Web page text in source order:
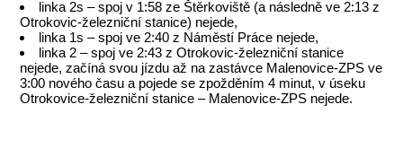
linka 2s – spoj v 1:58 ze Štěrkoviště (a následně ve 2:13 z
Otrokovic-železniční stanice) nejede,
linka 1s – spoj ve 2:40 z Náměstí Práce nejede,
linka 2 – spoj ve 2:43 z Otrokovic-železniční stanice
nejede, začíná svou jízdu až na zastávce Malenovice-ZPS ve
3:00 nového času a pojede se zpožděním 4 minut, v úseku
Otrokovice-železniční stanice – Malenovice-ZPS nejede.